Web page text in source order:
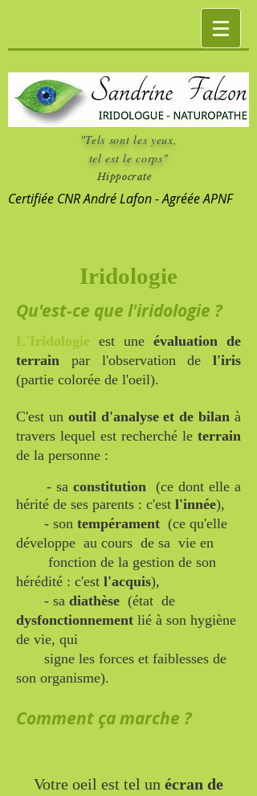
"Tels sont les yeux,
tel est le corps"
Hippocrate
Certifiée CNR André Lafon - Agréée APNF
Iridologie
Qu'est-ce que l'iridologie ?
L'Iridologie est une évaluation de
terrain par l'observation de l'iris
(partie colorée de l'oeil).
C'est un outil d'analyse et de bilanà
travers lequel est recherché le terrain
de la personne :
- sa constitution (ce dont elle a
hérité de ses parents : c'est l'innée),
- son tempérament (ce qu'elle
développe au cours de sa vie en
fonction de la gestion de son
hérédité : c'est l'acquis),
- sa diathèse (état de
dysfonctionnement lié à son hygiène
de vie, qui
signe les forces et faiblesses de
son organisme).
Comment ça marche ?
Votre oeil est tel un écran de